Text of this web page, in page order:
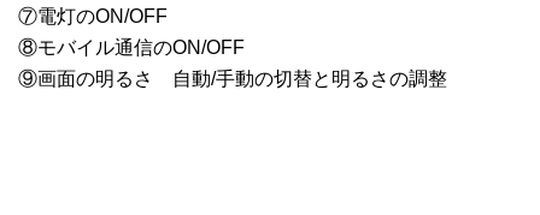
⑦電灯のON/OFF
⑧モバイル通信のON/OFF
⑨画面の明るさ 自動/手動の切替と明るさの調整